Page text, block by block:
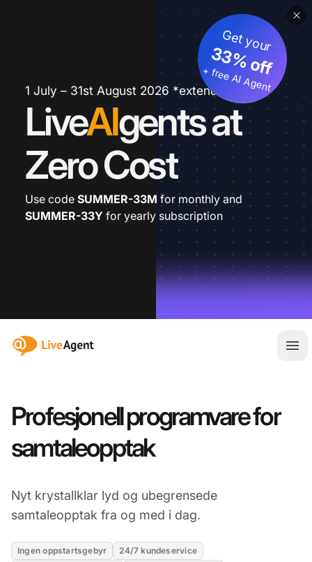
1 July – 31st August 2026 *extended
LiveAIgents at
Zero Cost
Get your
33% off
+ free AI Agent
Use code SUMMER-33M for monthly and
SUMMER-33Y for yearly subscription
:site.title
Profesjonell programvare for
samtaleopptak
Nyt krystallklar lyd og ubegrensede
samtaleopptak fra og med i dag.
Ingen oppstartsgebyr
24/7 kundeservice